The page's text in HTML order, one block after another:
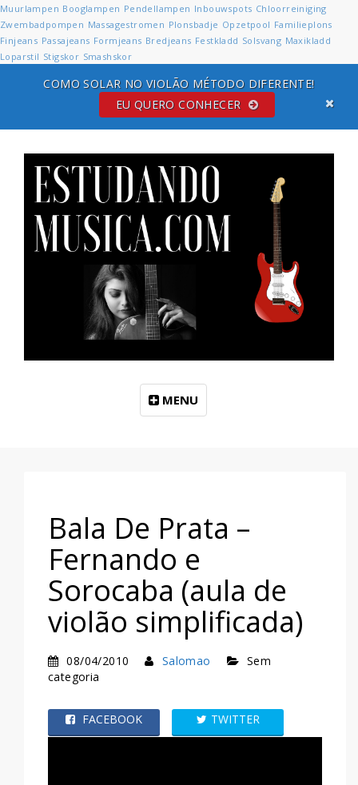
Muurlampen Booglampen Pendellampen Inbouwspots Chloorreiniging
Zwembadpompen Massagestromen Plonsbadje Opzetpool Familieplons
Finjeans Passajeans Formjeans Bredjeans Festkladd Solsvang Maxikladd
Loparstil Stigskor Smashskor
EU QUERO CONHECER
MENU
Bala De Prata –
Fernando e
Sorocaba (aula de
violão simplificada)
08/04/2010 Salomao
Sem
categoria
FACEBOOK TWITTER